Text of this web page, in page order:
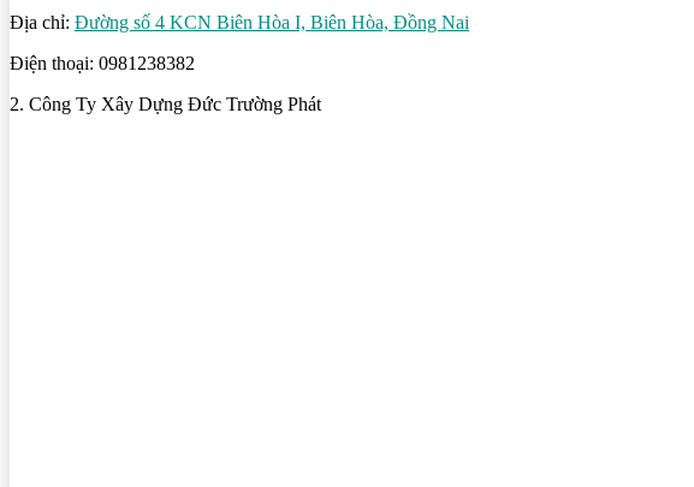
Địa chỉ: Đường số 4 KCN Biên Hòa I, Biên Hòa, Đồng Nai
Điện thoại: 0981238382
2. Công Ty Xây Dựng Đức Trường Phát